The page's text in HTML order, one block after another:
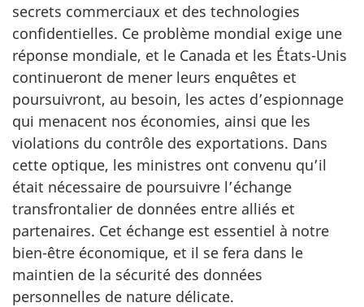
secrets commerciaux et des technologies
confidentielles. Ce problème mondial exige une
réponse mondiale, et le Canada et les États-Unis
continueront de mener leurs enquêtes et
poursuivront, au besoin, les actes d’espionnage
qui menacent nos économies, ainsi que les
violations du contrôle des exportations. Dans
cette optique, les ministres ont convenu qu’il
était nécessaire de poursuivre l’échange
transfrontalier de données entre alliés et
partenaires. Cet échange est essentiel à notre
bien-être économique, et il se fera dans le
maintien de la sécurité des données
personnelles de nature délicate.